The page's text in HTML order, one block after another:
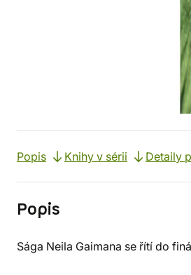
Popis Knihy v sérii Detaily
Popis
Sága Neila Gaimana se řítí do